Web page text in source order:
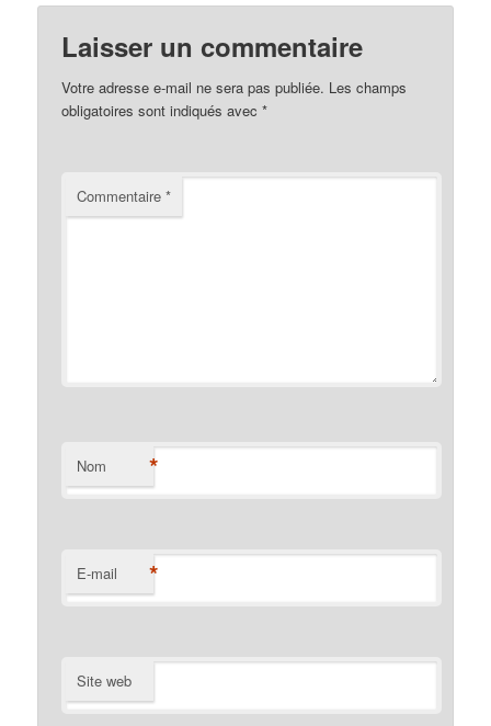
Laisser un commentaire
Votre adresse e-mail ne sera pas publiée. Les champs
obligatoires sont indiqués avec*
Commentaire*
Nom *
E-mail *
Site web